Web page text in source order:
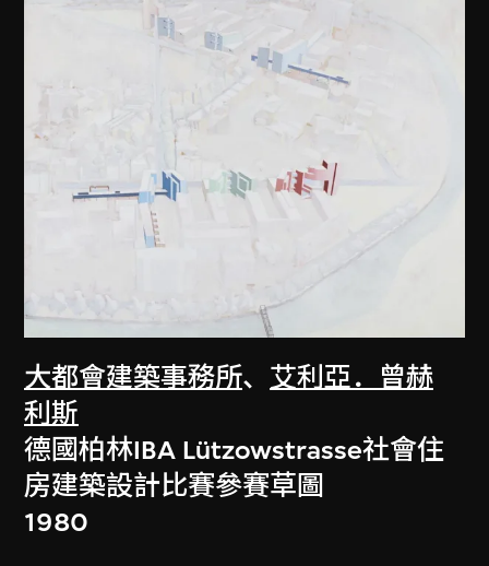
大都會建築事務所、 艾利亞．曾赫
利斯
德國柏林IBA Lützowstrasse社會住
房建築設計比賽參賽草圖
1980